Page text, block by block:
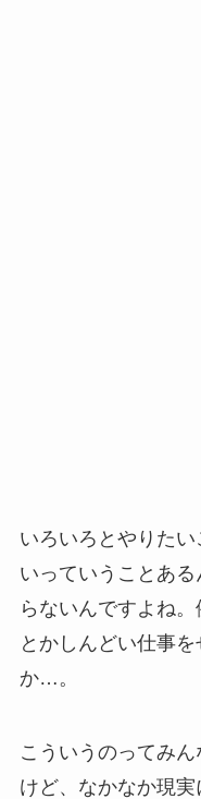
いろいろとやりた
いっていうことあ
らないんですよね
とかしんどい仕事
か…。
こういうのってみ
けど、なかなか現